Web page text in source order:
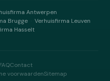
Antwerpen
Brugge Verhuisfirma Leuven
Hasselt
FAQContact
voorwaardenSitemap